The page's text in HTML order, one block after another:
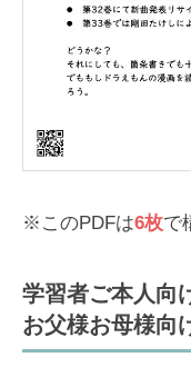
※このPDFは6枚で
学習者ご本人向
お父様お母様向